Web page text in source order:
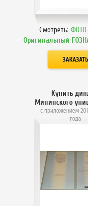
Смотреть: ФОТО
Оригинальный
Купить
Мининского
с приложением
года